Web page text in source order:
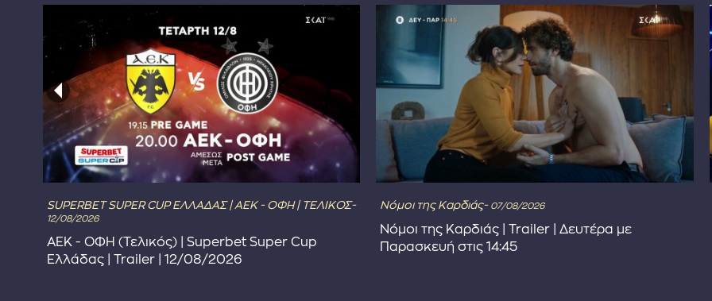
SUPERBET SUPER CUP ΕΛΛΑΔΑΣ | ΑΕΚ - ΟΦΗ | ΤΕΛΙΚΟΣ-
12/08/2026
ΑΕΚ - ΟΦΗ (Τελικός) | Superbet Super Cup
Ελλάδας | Trailer | 12/08/2026
Νόμοι της Καρδιάς- 07/08/2026
Νόμοι της Καρδιάς | Trailer | Δευτέρα με
Παρασκευή στις 14:45